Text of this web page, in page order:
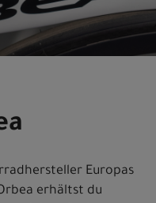
Europas
erhältst du